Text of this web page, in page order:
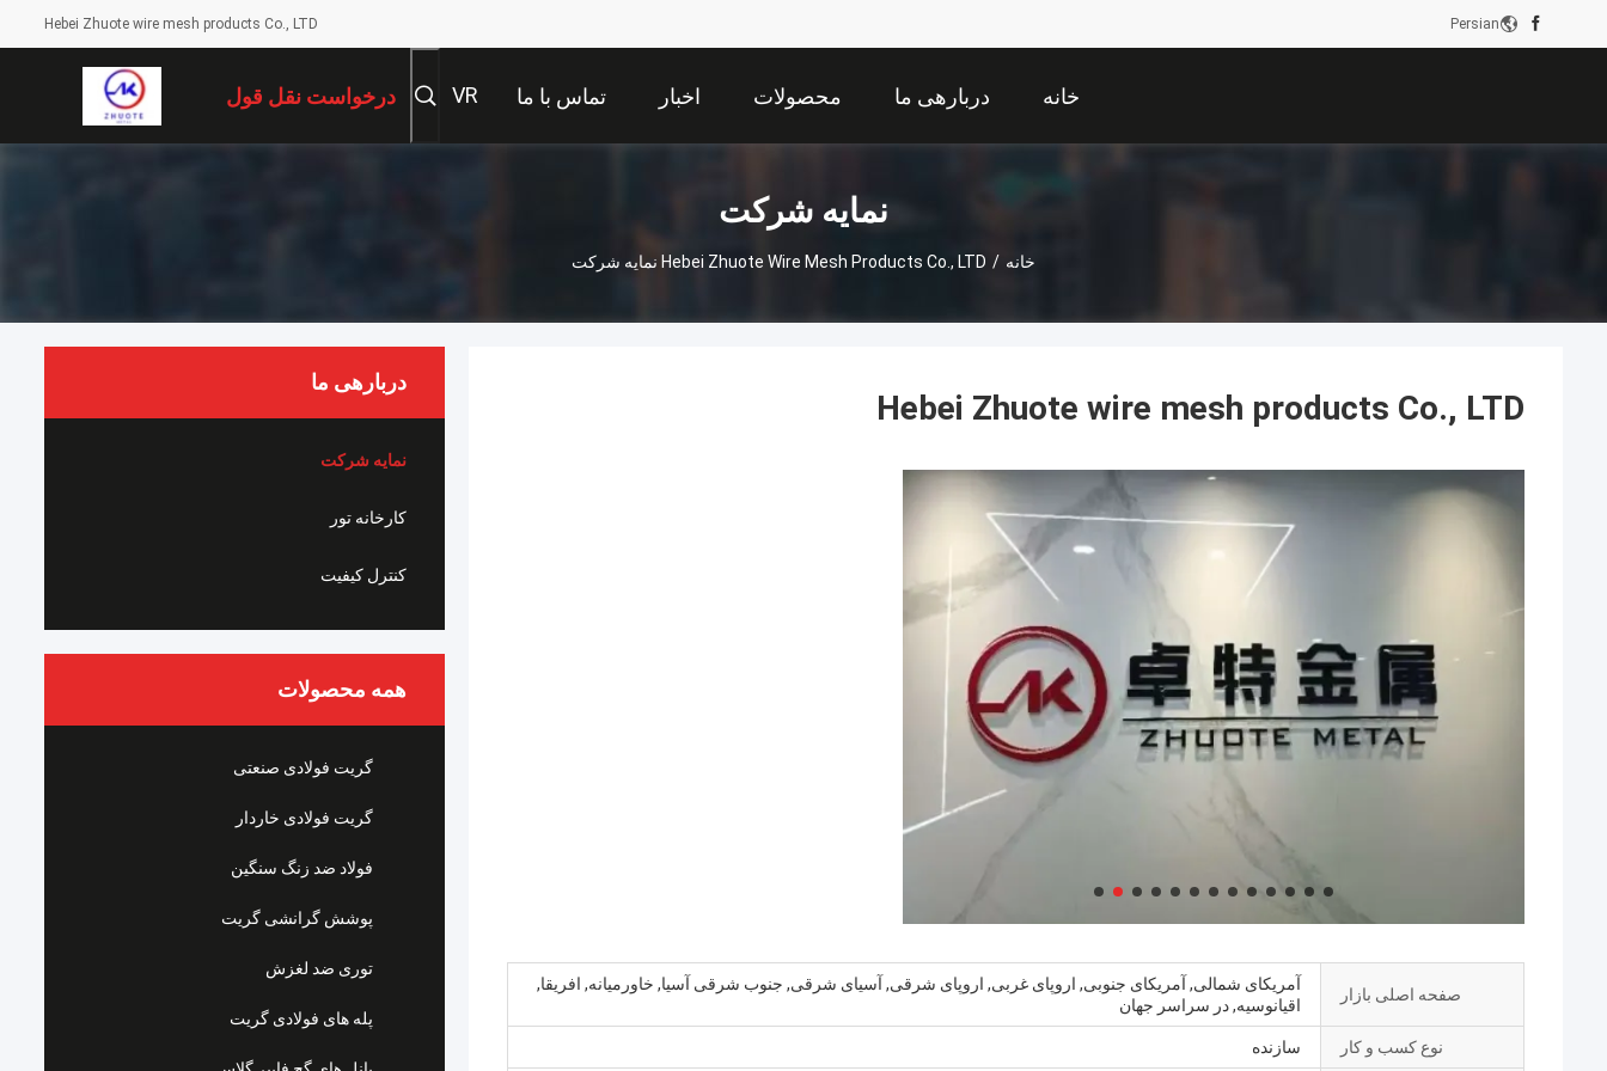
Hebei Zhuote wire mesh products Co., LTD Persian
خانه دربارهی ما محصولات اخبار تماس با ما VR درخواست نقل قول
نمایه شرکت
خانه / Hebei Zhuote Wire Mesh Products Co., LTD نمایه شرکت
دربارهی ما
نمایه شرکت
کارخانه تور
کنترل کیفیت
همه محصولات
گریت فولادی صنعتی
گریت فولادی خاردار
فولاد ضد زنگ سنگین
پوشش گرانشی گریت
توری ضد لغزش
پله های فولادی گریت
Hebei Zhuote wire mesh products Co., LTD
صفحه اصلی بازار
آمریکای شمالی, آمریکای جنوبی, اروپای غربی, اروپای شرقی, آسیای شرقی, جنوب شرقی آسیا, خاورمیانه, افریقا,
اقیانوسیه, در سراسر جهان
نوع کسب و کار سازنده